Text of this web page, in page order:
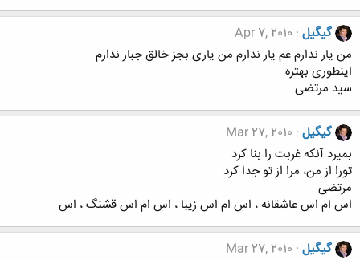
گیگیل Apr 7, 2010
من یار ندارم غم یار ندارم من یاری بجز خالق جبار ندارم
اینطوری بهتره
سید مرتضی
گیگیل Mar 27, 2010
بمیرد آنکه غربت را بنا کرد
تورا از من، مرا از تو جدا کرد
مرتضی
اس ام اس عاشقانه ، اس ام اس زیبا ، اس ام اس قشنگ ، اس
گیگیل Mar 27, 2010